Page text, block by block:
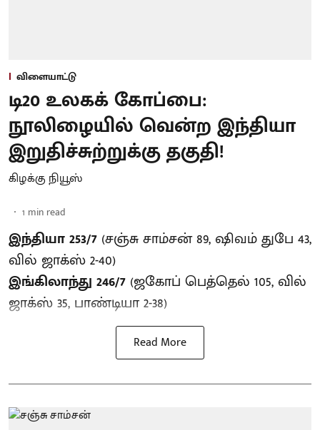
விளையாட்டு
டி20 உலகக் கோப்பை:
நூலிழையில் வென்ற இந்தியா
இறுதிச்சுற்றுக்கு தகுதி!
கிழக்கு நியூஸ்
1 min read
இந்தியா 253/7 (சஞ்சு சாம்சன் 89, ஷிவம் துபே 43,
வில் ஜாக்ஸ் 2-40)
இங்கிலாந்து 246/7 (ஜகோப் பெத்தெல் 105, வில்
ஜாக்ஸ் 35, பாண்டியா 2-38)
Read More